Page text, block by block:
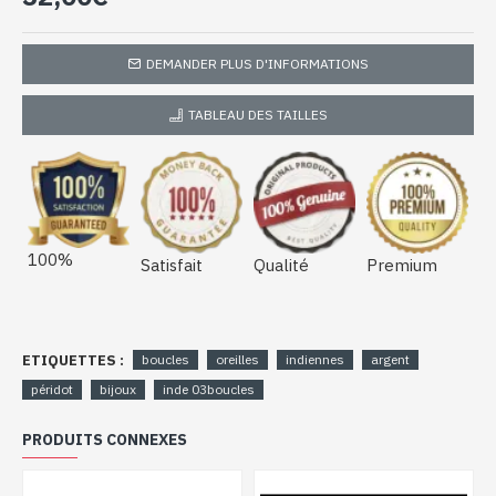
PE-475)
DEMANDER PLUS D'INFORMATIONS
TABLEAU DES TAILLES
100% Satisfait Qualité Premium
ETIQUETTES : boucles oreilles indiennes
argent
péridot
bijoux inde 03boucles
PRODUITS CONNEXES